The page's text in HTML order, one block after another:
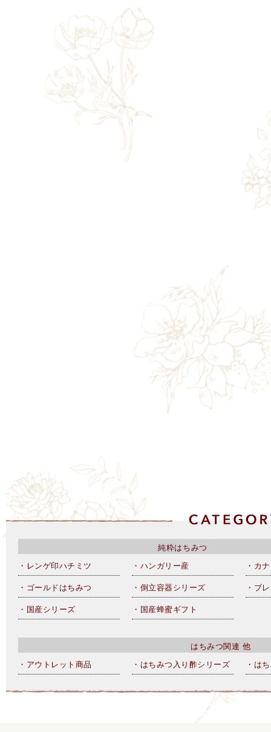
純粋はちみつ
・レンゲ印ハチミツ
・ハンガリー産 ・カ
・ゴールドはちみつ ・倒立容器シリーズ ・ブ
・国産シリーズ ・国産蜂蜜ギフト
はちみつ関連 他
・アウトレット商品
・はちみつ入り酢シリーズ ・は